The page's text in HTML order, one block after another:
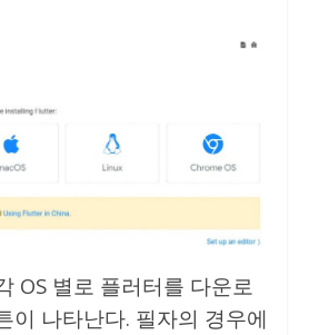
OS 별로 플러터를 다운로
이 나타난다. 필자의 경우에